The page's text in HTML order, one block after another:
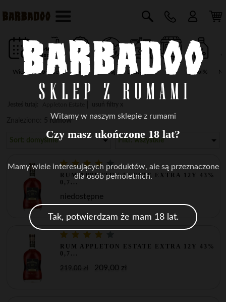
Producent Marka Kraj Destylarnia Typ vol%
Wiek
5 rumów
Sort: domyślnie Filtr: wszystkie
RUM APPLETON ESTATE EXTRA 12Y 43%
0,7...
niedostępne
RUM APPLETON ESTATE EXTRA 12Y 43%
0,7...
219,00 zł 209,00 zł
Witamy w naszym sklepie z rumami
Czy masz ukończone 18 lat?
Mamy wiele interesujących produktów, ale są przeznaczone
dla osób pełnoletnich.
Tak, potwierdzam że mam 18 lat.